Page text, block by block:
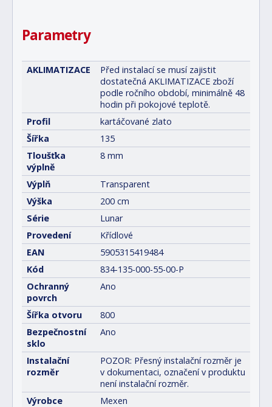
Parametry
AKLIMATIZACE
Před instalací se musí zajistit
dostatečná AKLIMATIZACE zboží
podle ročního období, minimálně 48
hodin při pokojové teplotě.
Profil
kartáčované zlato
Šířka
135
Tloušťka
výplně
8 mm
Výplň
Transparent
Výška
200 cm
Série
Lunar
Provedení
Křídlové
EAN
5905315419484
Kód
834-135-000-55-00-P
Ochranný
povrch
Ano
Šířka otvoru
800
Bezpečnostní
sklo
Ano
Instalační
rozměr
POZOR: Přesný instalační rozměr je
v dokumentaci, označení v produktu
není instalační rozměr.
Výrobce
Mexen